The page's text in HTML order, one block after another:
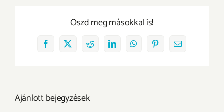
Oszd meg másokkal is!
Facebook
X RedditLinkedInWhatsAppPinterestEmail:
Ajánlott bejegyzések